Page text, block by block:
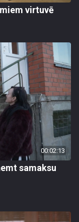
virtuvē
00:02:13
samaksu